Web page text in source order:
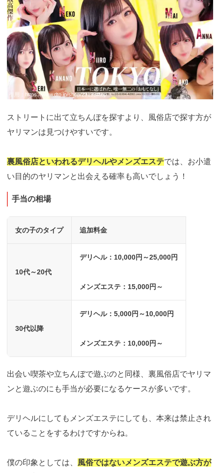
引用： https://www.dto.jp/shop/29199#top
ストリートに出て立ちんぼを探すより、風俗店で探す方が
ヤリマンは見つけやすいです。
裏風俗店といわれるデリヘルやメンズエステでは、お小遣
い目的のヤリマンと出会える確率も高いでしょう！
手当の相場
女の子のタイプ 追加料金
10代～20代
デリヘル：10,000円～25,000円
メンズエステ：15,000円～
30代以降
デリヘル：5,000円～10,000円
メンズエステ：10,000円～
出会い喫茶や立ちんぼで遊ぶのと同様、裏風俗店でヤリマ
ンと遊ぶのにも手当が必要になるケースが多いです。
デリヘルにしてもメンズエステにしても、本来は禁止され
ていることをするわけですからね。
僕の印象としては、 風俗ではないメンズエステで遊ぶ方が